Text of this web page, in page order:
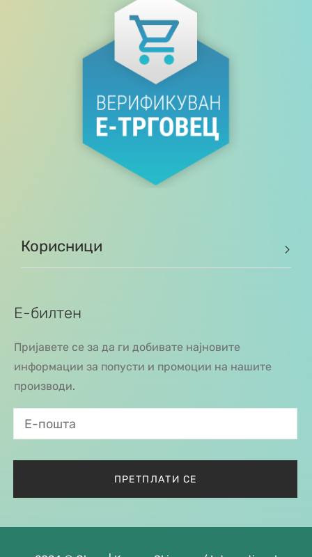
Корисници
Е-билтен
Пријавете се за да ги добивате најновите
информации за попусти и промоции на нашите
производи.